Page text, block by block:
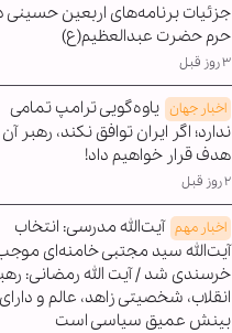
جزئیات برنامه‌های اربعین حسینی
حرم حضرت عبدالعظیم(ع)
۳ روز قبل
اخبار جهان یاوه‌گویی ترامپ تمامی
ندارد؛ اگر ایران توافق نکند، رهبر آن
هدف قرار خواهیم داد!
۲ روز قبل
اخبار مهم آیت‌الله مدرسی: انتخاب
آیت‌الله سید مجتبی خامنه‌ای
خرسندی شد / آیت الله رمضانی:
انقلاب، شخصیتی زاهد، عالم و دارای
بینش عمیق سیاسی است